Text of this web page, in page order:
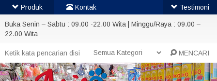
Buka Senin – Sabtu : 09.00 -22.00 Wita | Minggu/Raya : 09.00 –
22.00 Wita
MENCARI
Produk Kontak Testimoni